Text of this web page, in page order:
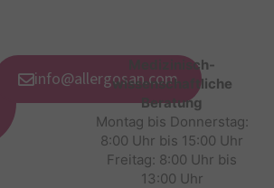
info@allergosan.com
Medizinisch-
wissenschaftliche
Beratung
Montag bis Donnerstag:
8:00 Uhr bis 15:00 Uhr
Freitag: 8:00 Uhr bis
13:00 Uhr